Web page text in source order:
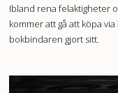
Ibland rena felaktigheter
kommer att gå att köpa
bokbindaren gjort sitt.